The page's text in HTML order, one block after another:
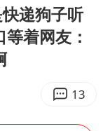
王艺迪2-4不敌张本美和止步4强
上门女婿出轨女邻居多年被判重婚罪
对准中国记者
递狗子听
着网友：
13